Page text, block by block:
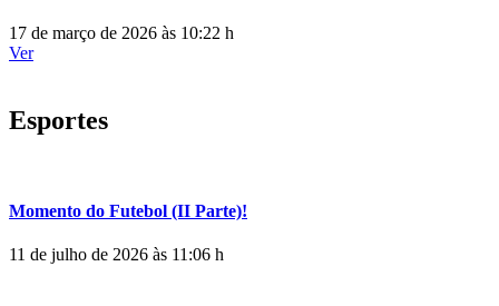
17 de março de 2026 às 10:22 h
Ver
Esportes
Momento do Futebol (II Parte)!
11 de julho de 2026 às 11:06 h